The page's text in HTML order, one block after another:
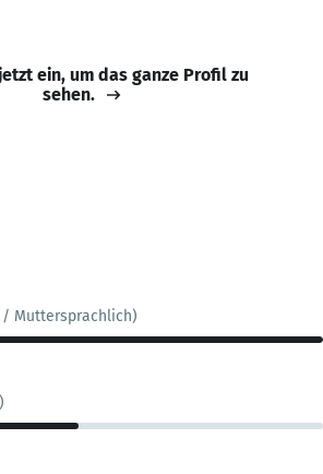
ein, um das ganze Profil zu
sehen.
/ Muttersprachlich)